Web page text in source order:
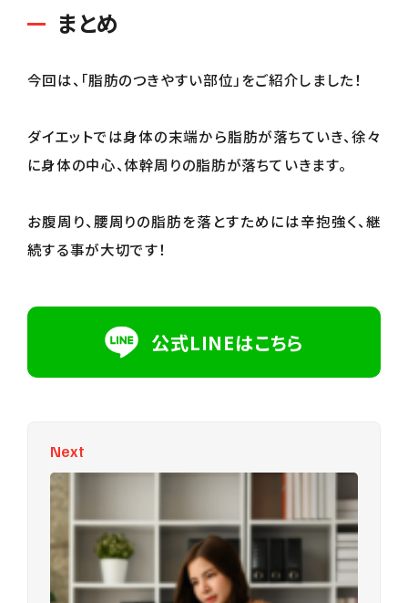
まとめ
今回は、「脂肪のつきやすい部位」をご紹介しました！
ダイエットでは身体の末端から脂肪が落ちていき、徐々
に身体の中心、体幹周りの脂肪が落ちていきます。
お腹周り、腰周りの脂肪を落とすためには辛抱強く、継
続する事が大切です！
公式LINEはこちら
Next